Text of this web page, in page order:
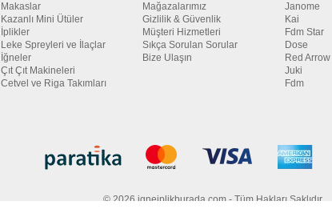
Makaslar
Kazanlı Mini Ütüler
İplikler
Leke Spreyleri ve İlaçlar
İğneler
Çıt Çıt Makineleri
Cetvel ve Riga Takımları
Mağazalarımız
Gizlilik & Güvenlik
Müşteri Hizmetleri
Sıkça Sorulan Sorular
Bize Ulaşın
Janome
Kai
Fdm Star
Dose
Red Arrow
Juki
Fdm
© 2026 igneiplikburada.com - Tüm Hakları Saklıdır.